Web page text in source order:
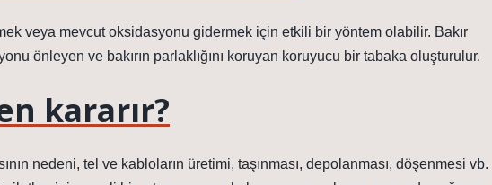
veya mevcut oksidasyonu gidermek için etkili bir yöntem olabilir. Bakır
önleyen ve bakırın parlaklığını koruyan koruyucu bir tabaka oluşturulur.
kararır?
nedeni, tel ve kabloların üretimi, taşınması, depolanması, döşenmesi vb.